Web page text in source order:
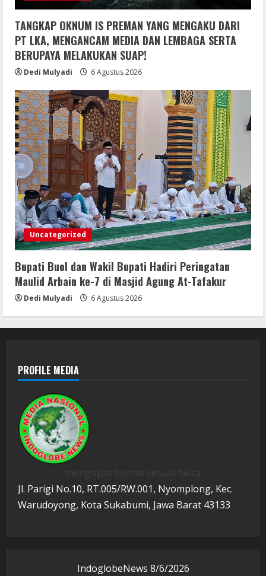
TANGKAP OKNUM IS PREMAN YANG MENGAKU DARI
PT LKA, MENGANCAM MEDIA DAN LEMBAGA SERTA
BERUPAYA MELAKUKAN SUAP!
Dedi Mulyadi 6 Agustus 2026
Uncategorized
Bupati Buol dan Wakil Bupati Hadiri Peringatan
Maulid Arbain ke-7 di Masjid Agung At-Tafakur
Dedi Mulyadi 6 Agustus 2026
PROFILE MEDIA
Jl. Parigi No.10, RT.005/RW.001, Nyomplong, Kec.
Warudoyong, Kota Sukabumi, Jawa Barat 43133
IndoglobeNews 8/6/2026